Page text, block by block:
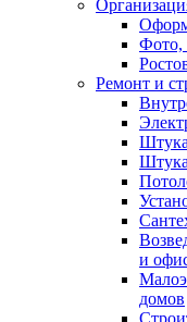
Фото,
Ремонт и
и
домов